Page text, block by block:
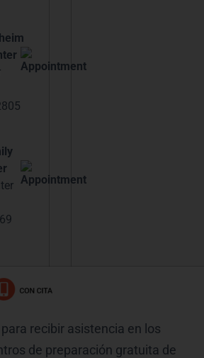
recibir asistencia en los
de preparación gratuita de